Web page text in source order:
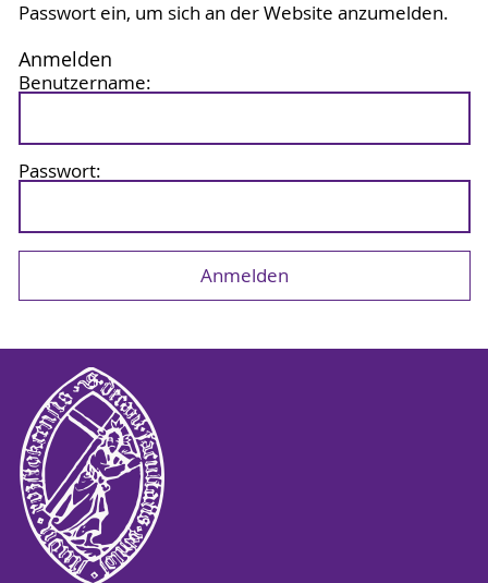
Passwort ein, um sich an der Website anzumelden.
Anmelden
Benutzername:
Passwort: